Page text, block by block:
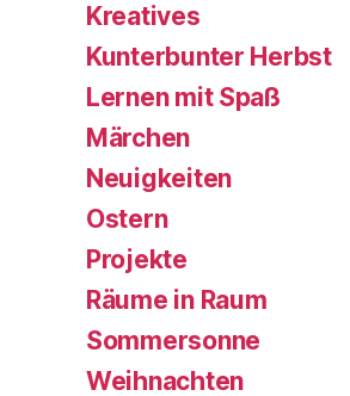
Kreatives
Kunterbunter Herbst
Lernen mit Spaß
Märchen
Neuigkeiten
Ostern
Projekte
Räume in Raum
Sommersonne
Weihnachten